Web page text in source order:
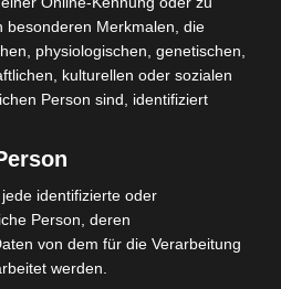
ob da eventuell
der Behörde
sicher zu prüfen, tut hier
nichts zur Sache.
Quarantäne
die Behörde zu
besonderen Merkmalen, die
physiologischen, genetischen,
kulturellen oder sozialen
Person sind, identifiziert
identifizierte oder
Person, deren
von dem für die Verarbeitung
werden.